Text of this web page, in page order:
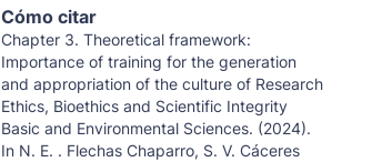
Cómo citar
Chapter 3. Theoretical framework:
Importance of training for the generation
and appropriation of the culture of Research
Ethics, Bioethics and Scientific Integrity
Basic and Environmental Sciences. (2024).
In N. E. . Flechas Chaparro, S. V. Cáceres